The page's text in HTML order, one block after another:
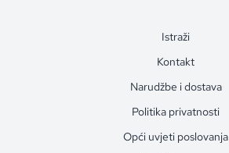
Istraži
Kontakt
Narudžbe i dostava
Politika privatnosti
Opći uvjeti poslovanja